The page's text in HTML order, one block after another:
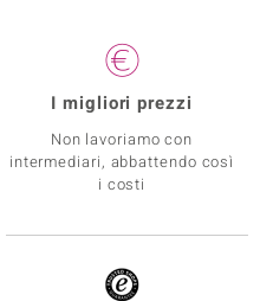
I migliori prezzi
Non lavoriamo con
intermediari, abbattendo così
i costi